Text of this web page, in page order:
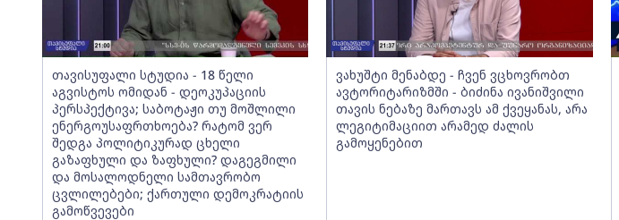
თავისუფალი სტუდია - 18 წელი
აგვისტოს ომიდან - დეოკუპაციის
პერსპექტივა; საბოტაჟი თუ მოშლილი
ენერგოუსაფრთხოება? რატომ ვერ
შედგა პოლიტიკურად ცხელი
გაზაფხული და ზაფხული? დაგეგმილი
და მოსალოდნელი სამთავრობო
ცვლილებები; ქართული დემოკრატიის
გამოწვევები
ვახუშტი მენაბდე - ჩვენ ვცხოვრობთ
ავტორიტარიზმში - ბიძინა ივანიშვილი
თავის ნებაზე მართავს ამ ქვეყანას, არა
ლეგიტიმაციით არამედ ძალის
გამოყენებით